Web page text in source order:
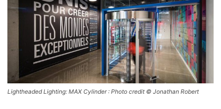
Lightheaded Lighting: MAX Cylinder : Photo credit © Jonathan Robert